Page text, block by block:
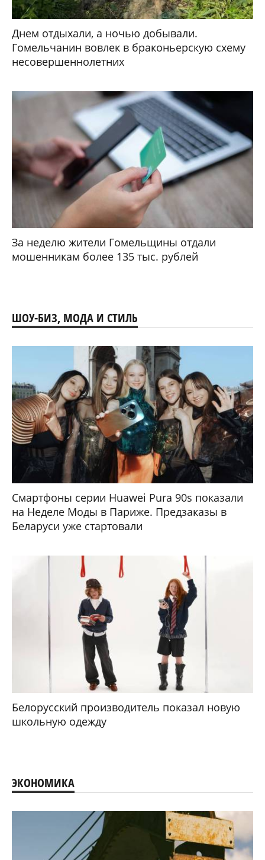
Днем отдыхали, а ночью добывали.
Гомельчанин вовлек в браконьерскую схему
несовершеннолетних
За неделю жители Гомельщины отдали
мошенникам более 135 тыс. рублей
ШОУ-БИЗ, МОДА И СТИЛЬ
Смартфоны серии Huawei Pura 90s показали
на Неделе Моды в Париже. Предзаказы в
Беларуси уже стартовали
Белорусский производитель показал новую
школьную одежду
ЭКОНОМИКА